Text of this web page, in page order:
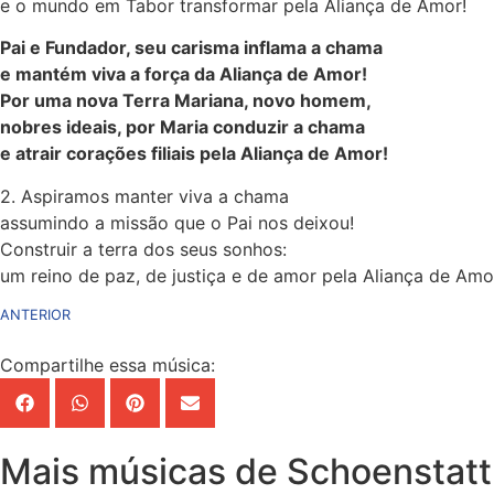
e o mundo em Tabor transformar pela Aliança de Amor!
Pai e Fundador, seu carisma inflama a chama
e mantém viva a força da Aliança de Amor!
Por uma nova Terra Mariana, novo homem,
nobres ideais, por Maria conduzir a chama
e atrair corações filiais pela Aliança de Amor!
2. Aspiramos manter viva a chama
assumindo a missão que o Pai nos deixou!
Construir a terra dos seus sonhos:
um reino de paz, de justiça e de amor pela Aliança de
ANTERIOR
Compartilhe essa música:
Mais músicas de Schoenstatt